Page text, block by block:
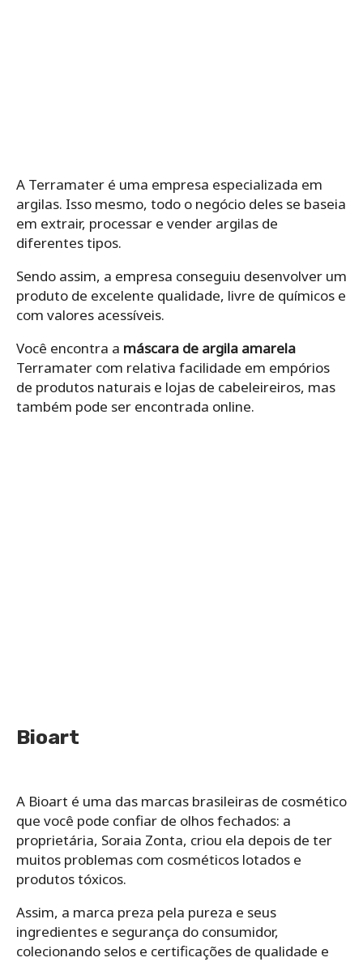
A Terramater é uma empresa especializada em
argilas. Isso mesmo, todo o negócio deles se baseia
em extrair, processar e vender argilas de
diferentes tipos.
Sendo assim, a empresa conseguiu desenvolver um
produto de excelente qualidade, livre de químicos e
com valores acessíveis.
Você encontra a máscara de argila amarela
Terramater com relativa facilidade em empórios
de produtos naturais e lojas de cabeleireiros, mas
também pode ser encontrada online.
Bioart
A Bioart é uma das marcas brasileiras de cosmético
que você pode confiar de olhos fechados: a
proprietária, Soraia Zonta, criou ela depois de ter
muitos problemas com cosméticos lotados e
produtos tóxicos.
Assim, a marca preza pela pureza e seus
ingredientes e segurança do consumidor,
colecionando selos e certificações de qualidade e